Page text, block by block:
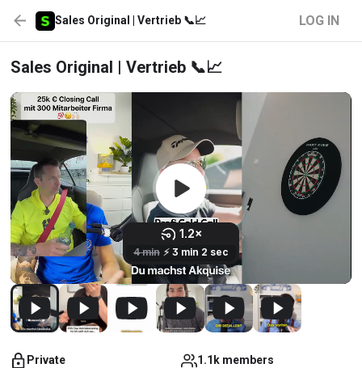
Sales Original | Vertrieb 📞📈 LOG IN
Sales Original | Vertrieb 📞📈
Private
1.1k members